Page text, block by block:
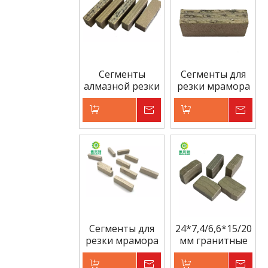
корзину
Сегменты
алмазной резки
для мраморных
Добавить в
корзину
Запрос цены
Сегменты для
резки мрамора
24*8*13 мм для
Пакистана
Добавить в
корзину
Запрос
Сегменты для
резки мрамора
40*8*12 мм для
24*7,4/6,6*15/20
мм гранитные
режущие
сегменты для